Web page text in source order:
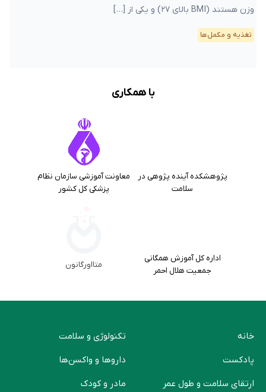
وزن هستند (BMI بالای ۲۷) و یکی از […]
تغذیه و مکمل‌ها
با همکاری
پژوهشکده آینده پژوهی در
سلامت
معاونت آموزشی سازمان نظام
پزشکی کل کشور
اداره کل آموزش همگانی
جمعیت هلال احمر
متااورگانون
خانه
پادکست
ارتقای سلامت و طول عمر
تکنولوژی و سلامت
دارو‌ها و واکسن‌ها
مادر و کودک